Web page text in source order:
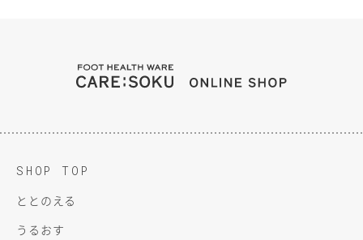
FOOT HEALTH WARE
SHOP TOP
ととのえる
うるおす